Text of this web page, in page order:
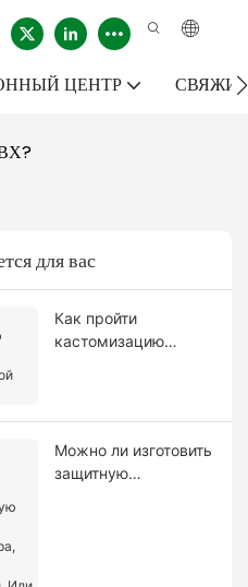
ЦЕНТР
для вас
Как пройти
кастомизацию
Можно ли изготовить
защитную